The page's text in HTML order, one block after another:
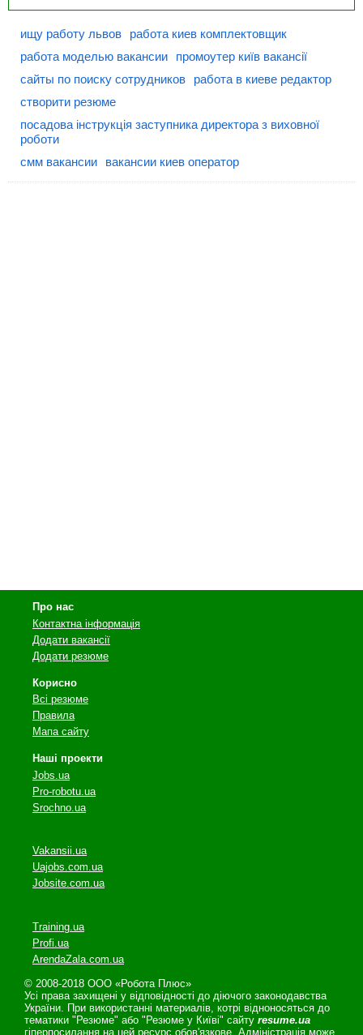
ищу работу львов
работа киев комплектовщик
работа моделью вакансии
промоутер київ вакансії
сайты по поиску сотрудников
работа в киеве редактор
створити резюме
посадова інструкція заступника директора з виховної
роботи
смм вакансии
вакансии киев оператор
Про нас
Контактна інформація
Додати вакансії
Додати резюме
Корисно
Всі резюме
Правила
Мапа сайту
Наші проекти
Jobs.ua
Pro-robotu.ua
Srochno.ua
Vakansii.ua
Uajobs.com.ua
Jobsite.com.ua
Training.ua
Profi.ua
ArendaZala.com.ua
© 2008-2018 ООО «Робота Плюс»
Усі права захищені у відповідності до діючого законодавства
України. При використанні материалів, котрі відноносяться до
тематики "Резюме" або "Резюме у Київі" сайту resume.ua
гіперпосилання на цей ресурс обов'язкове. Адміністрація може